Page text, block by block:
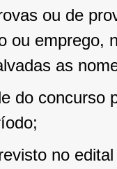
ou de
ou emprego,
as
do concurso
no